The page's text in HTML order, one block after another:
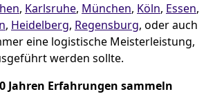
, Karlsruhe, München, Köln, Essen,
, Heidelberg, Regensburg, oder auch
eine logistische Meisterleistung,
werden sollte.
Jahren Erfahrungen sammeln